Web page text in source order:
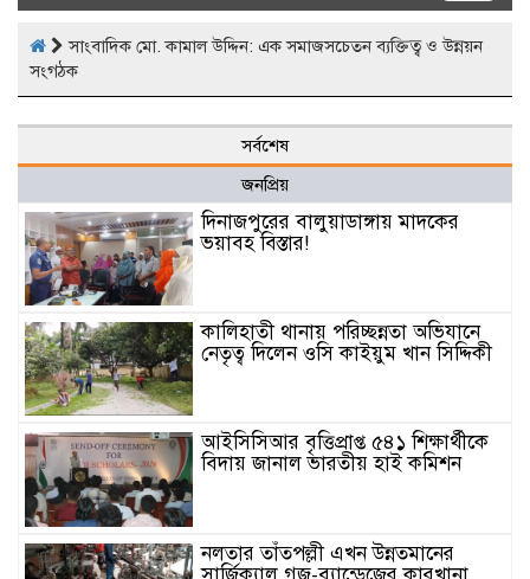
সাংবাদিক মো. কামাল উদ্দিন: এক সমাজসচেতন ব্যক্তিত্ব ও উন্নয়ন
সংগঠক
সর্বশেষ
জনপ্রিয়
দিনাজপুরের বালুয়াডাঙ্গায় মাদকের
ভয়াবহ বিস্তার!
কালিহাতী থানায় পরিচ্ছন্নতা অভিযানে
নেতৃত্ব দিলেন ওসি কাইয়ুম খান সিদ্দিকী
আইসিসিআর বৃত্তিপ্রাপ্ত ৫৪১ শিক্ষার্থীকে
বিদায় জানাল ভারতীয় হাই কমিশন
নলতার তাঁতপল্লী এখন উন্নতমানের